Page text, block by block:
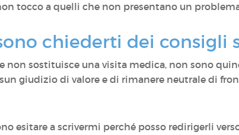
tocco a quelli che non presentano un
chiederti dei consigli
non sostituisce una visita medica, non sono
giudizio di valore e di rimanere neutrale di
esitare a scrivermi perché posso redirigerli